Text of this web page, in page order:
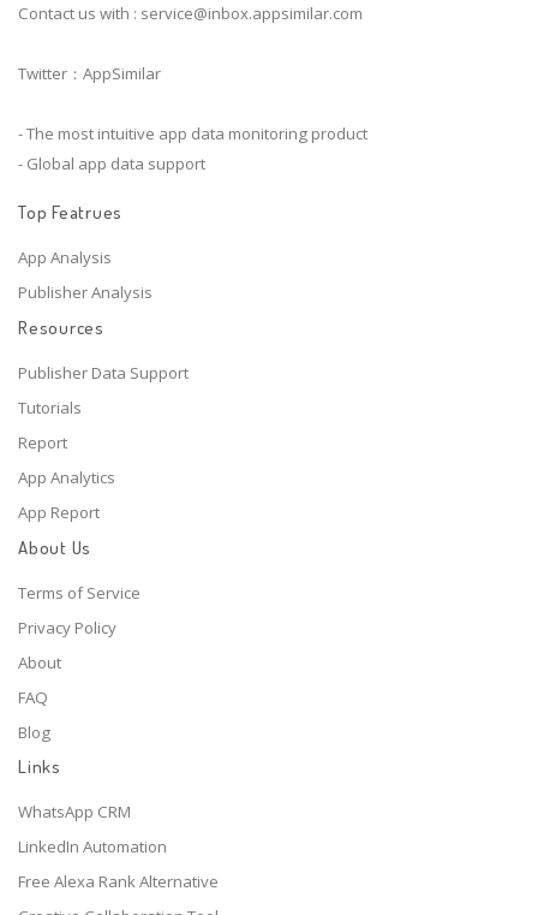
Contact us with : service@inbox.appsimilar.com
Twitter：AppSimilar
- The most intuitive app data monitoring product
- Global app data support
Top Featrues
App Analysis
Publisher Analysis
Resources
Publisher Data Support
Tutorials
Report
App Analytics
App Report
About Us
Terms of Service
Privacy Policy
About
FAQ
Blog
Links
WhatsApp CRM
LinkedIn Automation
Free Alexa Rank Alternative